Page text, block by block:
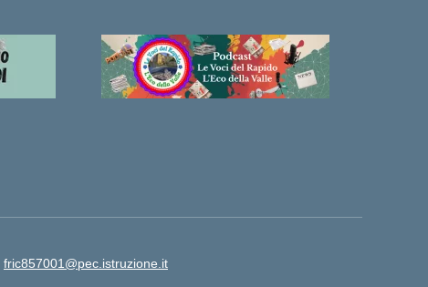
fric857001@pec.istruzione.it